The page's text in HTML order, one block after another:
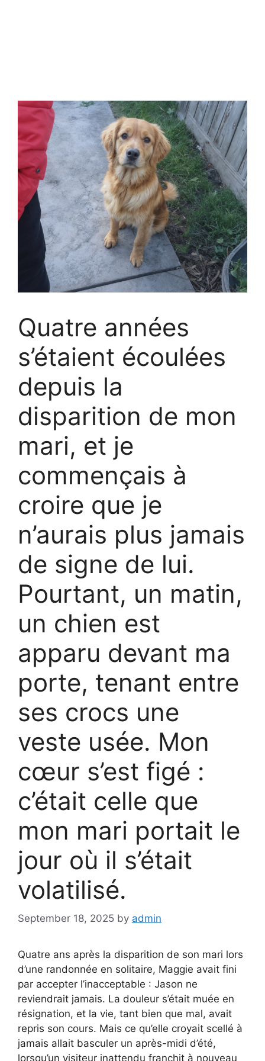
Quatre années
s’étaient écoulées
depuis la
disparition de mon
mari, et je
commençais à
croire que je
n’aurais plus jamais
de signe de lui.
Pourtant, un matin,
un chien est
apparu devant ma
porte, tenant entre
ses crocs une
veste usée. Mon
cœur s’est figé :
c’était celle que
mon mari portait le
jour où il s’était
volatilisé.
September 18, 2025 by admin
Quatre ans après la disparition de son mari lors
d’une randonnée en solitaire, Maggie avait fini
par accepter l’inacceptable : Jason ne
reviendrait jamais. La douleur s’était muée en
résignation, et la vie, tant bien que mal, avait
repris son cours. Mais ce qu’elle croyait scellé à
jamais allait basculer un après-midi d’été,
lorsqu’un visiteur inattendu franchit à nouveau